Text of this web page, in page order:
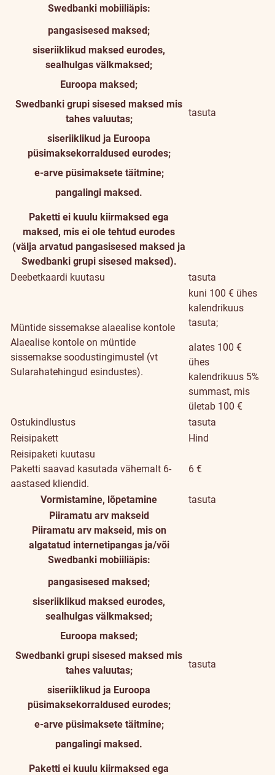
Swedbanki mobiiliäpis:
pangasisesed maksed;
siseriiklikud maksed eurodes,
sealhulgas välkmaksed;
Euroopa maksed;
Swedbanki grupi sisesed maksed mis
tahes valuutas;
siseriiklikud ja Euroopa
püsimaksekorraldused eurodes;
e-arve püsimaksete täitmine;
pangalingi maksed.
Paketti ei kuulu kiirmaksed ega
maksed, mis ei ole tehtud eurodes
(välja arvatud pangasisesed maksed ja
Swedbanki grupi sisesed maksed).
tasuta
Deebetkaardi kuutasu tasuta
Müntide sissemakse alaealise kontole
Alaealise kontole on müntide
sissemakse soodustingimustel (vt
Sularahatehingud esindustes).
kuni 100 € ühes
kalendrikuus
tasuta;
alates 100 €
ühes
kalendrikuus 5%
summast, mis
ületab 100 €
Ostukindlustus
tasuta
Reisipakett
Hind
Reisipaketi kuutasu
Paketti saavad kasutada vähemalt 6-
aastased kliendid.
6 €
Vormistamine, lõpetamine
tasuta
Piiramatu arv makseid
Piiramatu arv makseid, mis on
algatatud internetipangas ja/või
Swedbanki mobiiliäpis:
pangasisesed maksed;
siseriiklikud maksed eurodes,
sealhulgas välkmaksed;
Euroopa maksed;
Swedbanki grupi sisesed maksed mis
tahes valuutas;
siseriiklikud ja Euroopa
püsimaksekorraldused eurodes;
e-arve püsimaksete täitmine;
pangalingi maksed.
Paketti ei kuulu kiirmaksed ega
tasuta